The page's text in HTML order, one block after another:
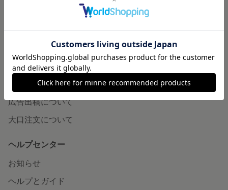
minneとものづくりと
minneの本
企業の方へ
広告出稿について
大口注文について
ヘルプセンター
お知らせ
ヘルプとガイド